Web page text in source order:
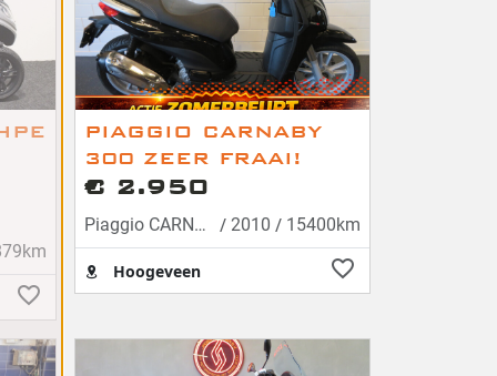
PIAGGIO CARNABY
300 ZEER FRAAI!
€ 2.950
Piaggio CARNABY 300 ZEER FRAAI! / 2010 / 15400km
Hoogeveen